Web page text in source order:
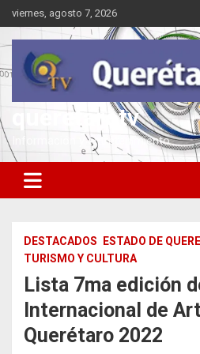
Saltar
al
contenido
viernes, agosto 7, 2026
queretarotv
Información y entretenimiento
DESTACADOS
ESTADO DE
TURISMO Y CULTURA
Lista 7ma edición
Internacional de
Querétaro 2022